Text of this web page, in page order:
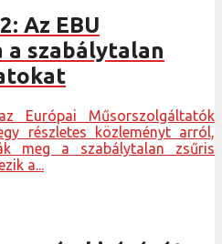
Az EBU
a szabálytalan
Európai Műsorszolgáltatók
részletes közleményt arról,
meg a szabálytalan zsűris
a...